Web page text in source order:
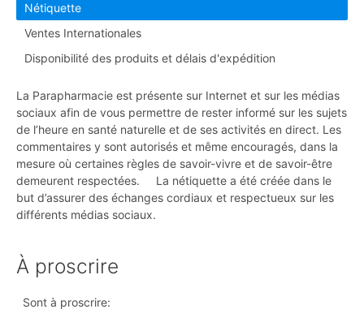
Nétiquette
Ventes Internationales
Disponibilité des produits et délais d'expédition
La Parapharmacie est présente sur Internet et sur les médias
sociaux afin de vous permettre de rester informé sur les sujets
de l’heure en santé naturelle et de ses activités en direct. Les
commentaires y sont autorisés et même encouragés, dans la
mesure où certaines règles de savoir-vivre et de savoir-être
demeurent respectées. La nétiquette a été créée dans le
but d’assurer des échanges cordiaux et respectueux sur les
différents médias sociaux.
À proscrire
Sont à proscrire: